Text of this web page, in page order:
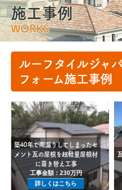
施工事例
WORKS
ルーフタイルジャ
フォーム施工事例
築40年で雨漏りしてしまったセ
メント瓦の屋根を超軽量屋根材
に葺き替え工事
工事金額：230万円
詳しくはこちら